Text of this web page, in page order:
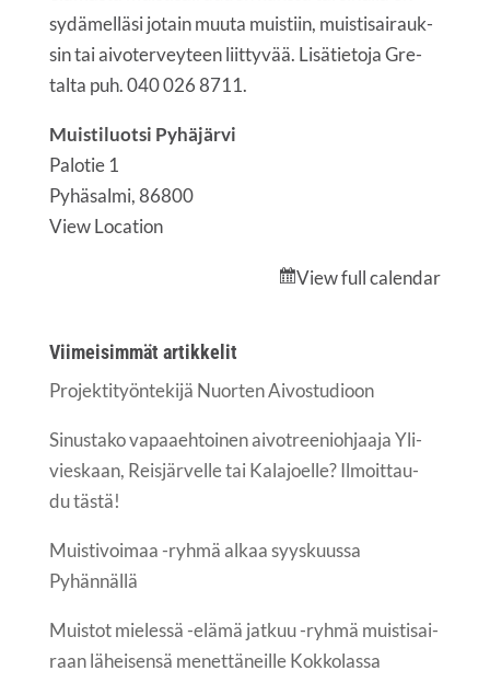
sydä­mel­lä­si jotain muu­ta muis­tiin, muis­ti­sai­rauk­
sin tai aivo­ter­vey­teen liit­ty­vää. Lisä­tie­to­ja Gre­
tal­ta puh. 040 026 8711.
Muistiluotsi Pyhäjärvi
Palotie 1
Pyhäsalmi,86800
View Location
View full calendar
Vii­mei­sim­mät artikkelit
Pro­jek­ti­työn­te­ki­jä Nuor­ten Aivostudioon
Sinus­ta­ko vapaa­eh­toi­nen aivot­ree­nioh­jaa­ja Yli­
vies­kaan, Reis­jär­vel­le tai Kala­joel­le? Ilmoit­tau­
du tästä!
Muis­ti­voi­maa -ryh­mä alkaa syys­kuus­sa
Pyhännällä
Muis­tot mie­les­sä -elä­mä jat­kuu -ryh­mä muis­ti­sai­
raan lähei­sen­sä menet­tä­neil­le Kokkolassa